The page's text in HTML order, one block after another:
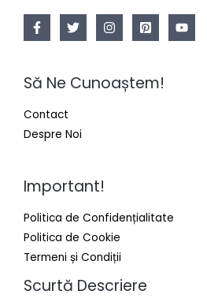
Să Ne Cunoaștem!
Contact
Despre Noi
Important!
Politica de Confidențialitate
Politica de Cookie
Termeni și Condiții
Scurtă Descriere